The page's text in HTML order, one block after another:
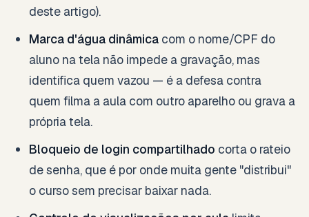
deste artigo).
Marca d'água dinâmica com o nome/CPF do
aluno na tela não impede a gravação, mas
identifica quem vazou — é a defesa contra
quem filma a aula com outro aparelho ou grava a
própria tela.
Bloqueio de login compartilhado corta o rateio
de senha, que é por onde muita gente "distribui"
o curso sem precisar baixar nada.